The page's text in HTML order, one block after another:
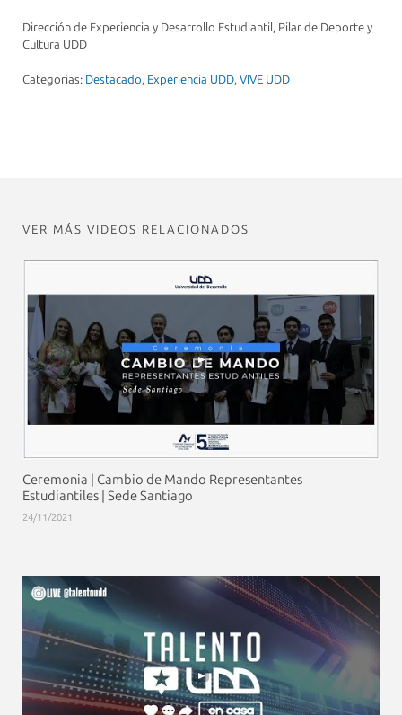
Dirección de Experiencia y Desarrollo Estudiantil, Pilar de Deporte y
Cultura UDD
Categorias: Destacado, Experiencia UDD, VIVE UDD
VER MÁS VIDEOS RELACIONADOS
Ceremonia | Cambio de Mando Representantes
Estudiantiles | Sede Santiago
24/11/2021